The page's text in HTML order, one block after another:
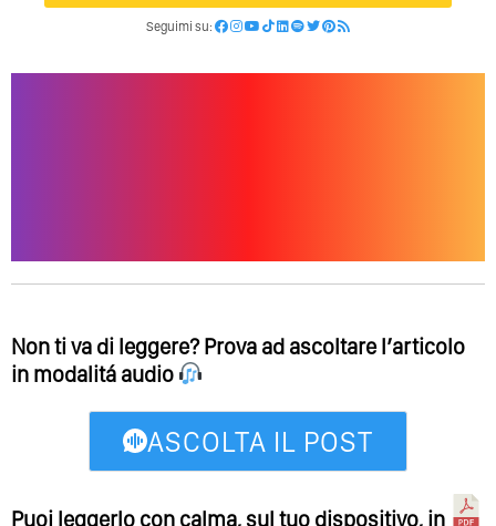
Seguimi su:
Non ti va di leggere? Prova ad ascoltare l’articolo
in modalitá audio
ASCOLTA IL POST
Puoi leggerlo con calma, sul tuo dispositivo, in